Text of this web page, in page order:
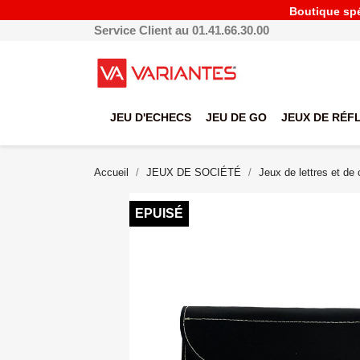
Boutique
Service Client au 01.41.66.30.00
JEU D'ECHECS JEU DE GO JEUX DE
Accueil JEUX DE SOCIÉTÉ Jeux de lettres et de
EPUISÉ